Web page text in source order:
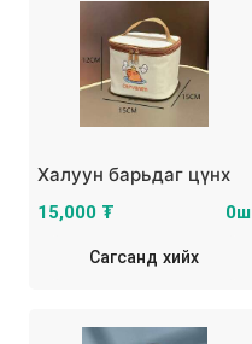
Халуун барьдаг цүнх
15,000 ₮ 0ш
Сагсанд хийх